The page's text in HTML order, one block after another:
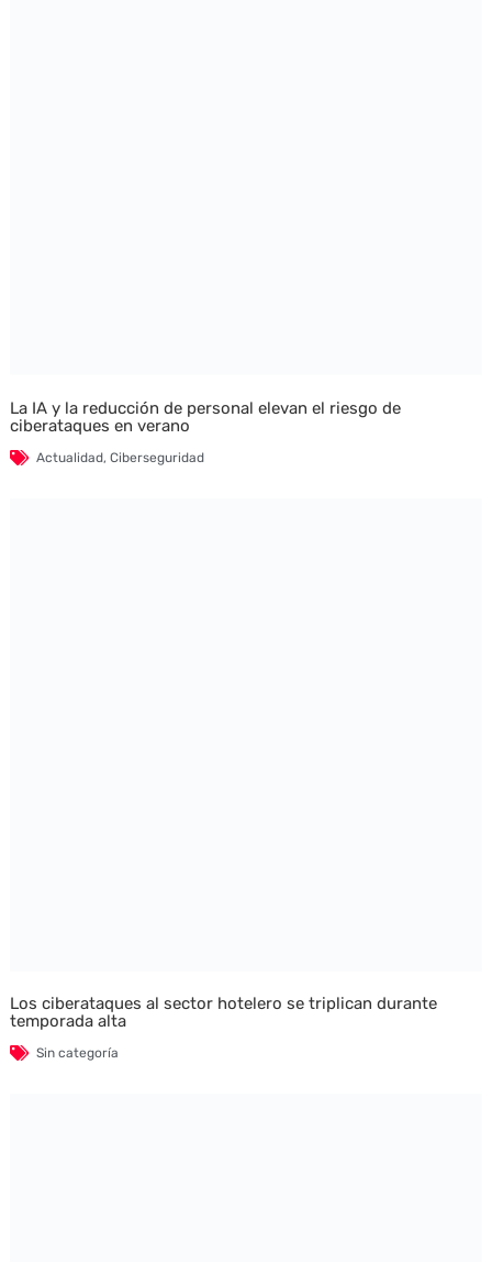
La IA y la reducción de personal elevan el riesgo de
ciberataques en verano
Actualidad, Ciberseguridad
Los ciberataques al sector hotelero se triplican durante
temporada alta
Sin categoría